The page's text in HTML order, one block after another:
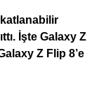
İşte Galaxy Z
Z Flip 8’e